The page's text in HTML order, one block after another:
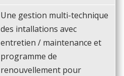
Une gestion multi-technique
des intallations avec
entretien / maintenance et
programme de
renouvellement pour